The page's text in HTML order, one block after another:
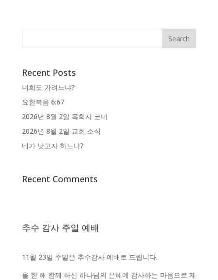
Recent Posts
너희도 가려느냐?
요한복음 6:67
2026년 8월 2일 목회자 코너
2026년 8월 2일 교회 소식
네가 낫고자 하느냐?
Recent Comments
추수 감사 주일 예배
11월 23일 주일은 추수감사 예배로 드립니다.
올 한 해 함께 하신 하나님의 은혜에 감사하는 마음으로 제